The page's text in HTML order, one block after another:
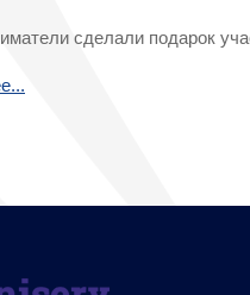
сделали подарок